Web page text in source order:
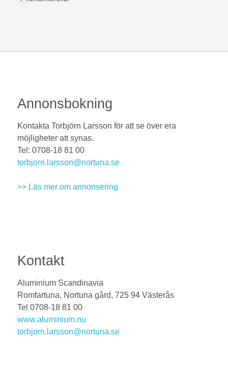
Annonsbokning
Kontakta Torbjörn Larsson för att se över era
möjligheter att synas.
Tel: 0708-18 81 00
torbjorn.larsson@nortuna.se
>> Läs mer om annonsering
Kontakt
Aluminium Scandinavia
Romfartuna, Nortuna gård, 725 94 Västerås
Tel 0708-18 81 00
www.aluminium.nu
torbjorn.larsson@nortuna.se